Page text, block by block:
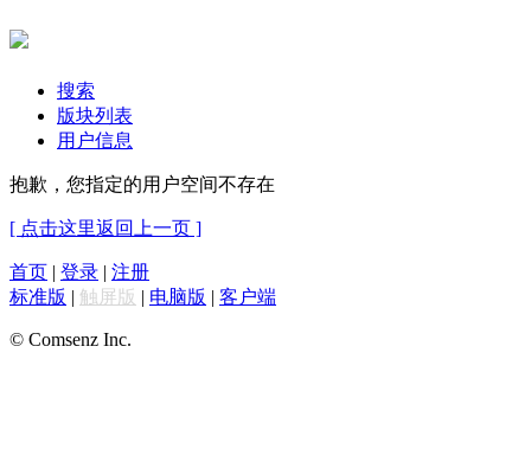
搜索
版块列表
用户信息
抱歉，您指定的用户空间不存在
[ 点击这里返回上一页 ]
首页 | 登录 | 注册
标准版 | 触屏版 | 电脑版 | 客户端
© Comsenz Inc.